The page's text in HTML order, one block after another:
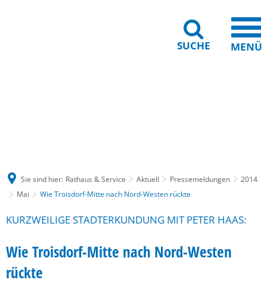
SUCHE MENÜ
Sie sind hier: Rathaus & Service Aktuell Pressemeldungen
2014
Mai
Wie Troisdorf-Mitte nach Nord-Westen rückte
KURZWEILIGE STADTERKUNDUNG MIT PETER HAAS:
Wie Troisdorf-Mitte nach Nord-Westen
rückte